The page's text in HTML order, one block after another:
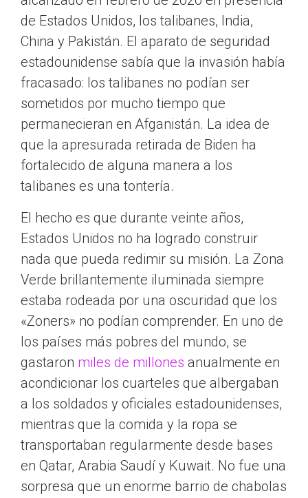
de Estados Unidos, los talibanes, India,
China y Pakistán. El aparato de seguridad
estadounidense sabía que la invasión había
fracasado: los talibanes no podían ser
sometidos por mucho tiempo que
permanecieran en Afganistán. La idea de
que la apresurada retirada de Biden ha
fortalecido de alguna manera a los
talibanes es una tontería.
El hecho es que durante veinte años,
Estados Unidos no ha logrado construir
nada que pueda redimir su misión. La Zona
Verde brillantemente iluminada siempre
estaba rodeada por una oscuridad que los
«Zoners» no podían comprender. En uno de
los países más pobres del mundo, se
gastaron miles de millones anualmente en
acondicionar los cuarteles que albergaban
a los soldados y oficiales estadounidenses,
mientras que la comida y la ropa se
transportaban regularmente desde bases
en Qatar, Arabia Saudí y Kuwait. No fue una
sorpresa que un enorme barrio de chabolas